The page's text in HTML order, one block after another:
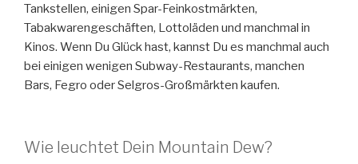
Tankstellen, einigen Spar-Feinkostmärkten,
Tabakwarengeschäften, Lottoläden und manchmal in
Kinos. Wenn Du Glück hast, kannst Du es manchmal auch
bei einigen wenigen Subway-Restaurants, manchen
Bars, Fegro oder Selgros-Großmärkten kaufen.
Wie leuchtet Dein Mountain Dew?